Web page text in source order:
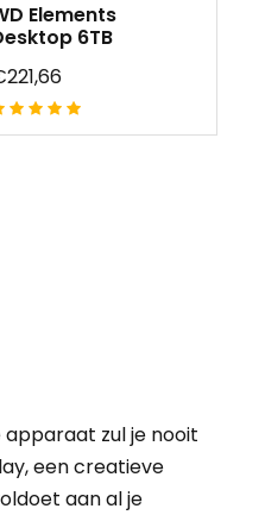
Elements
6TB
apparaat zul je nooit
een creatieve
aan al je